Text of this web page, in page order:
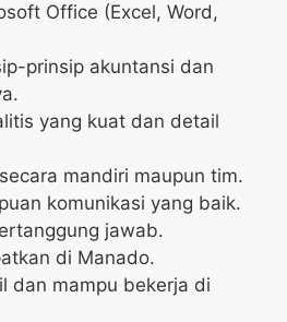
Office (Excel, Word,
prinsip akuntansi dan
yang kuat dan detail
mandiri maupun tim.
komunikasi yang baik.
jawab.
di Manado.
dan mampu bekerja di